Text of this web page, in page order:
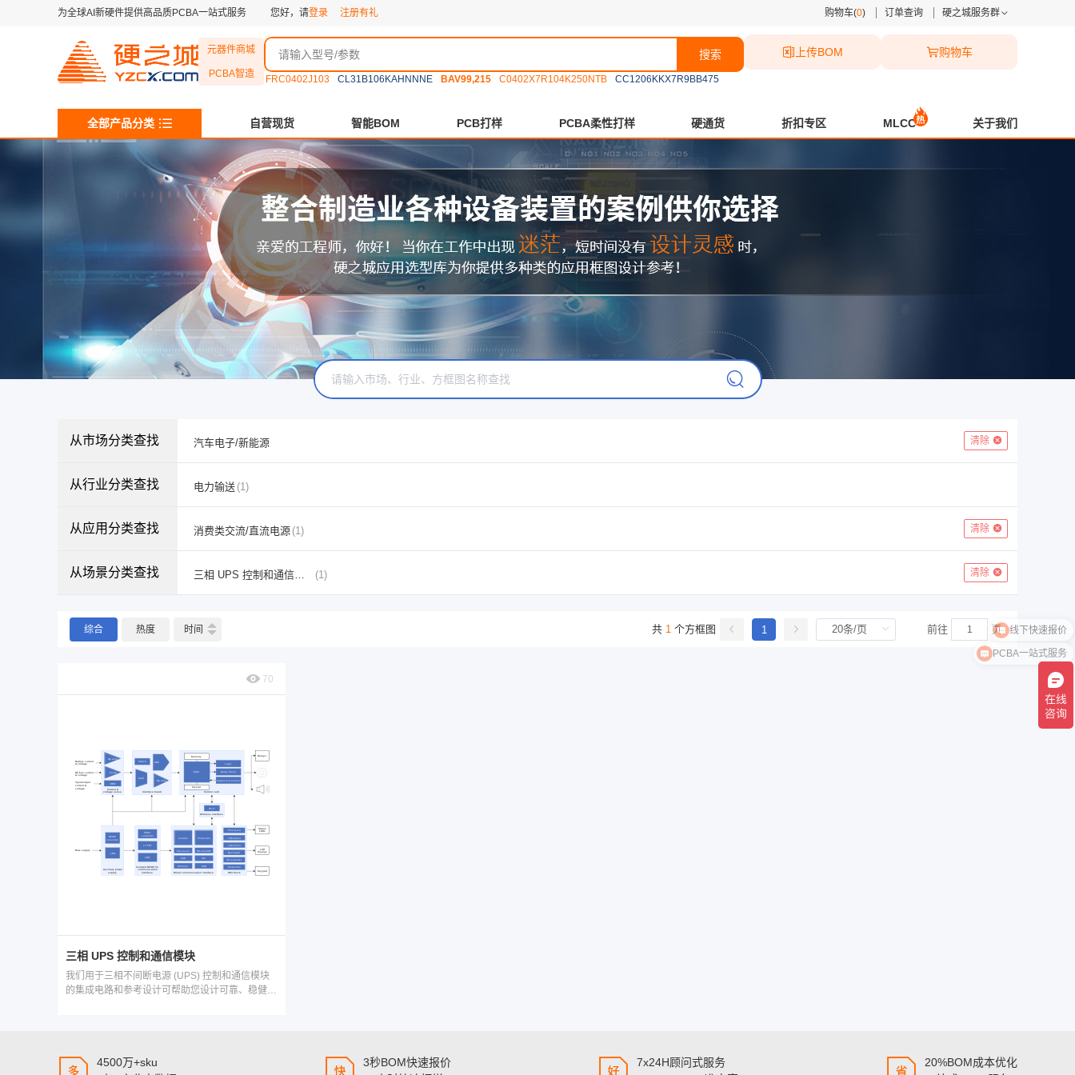
为全球AI新硬件提供高品质PCBA一站式服务 您好，请登录 注册有礼 购物车(0) 订单查询 硬之城服务群
元器件商城
PCBA智造
搜索
FRC0402J103 CL31B106KAHNNNE BAV99,215 C0402X7R104K250NTB CC1206KKX7R9BB475
上传BOM 购物车
全部产品分类 自营现货 智能BOM PCB打样 PCBA柔性打样 硬通货 折扣专区 MLCC 关于我们
从市场分类查找 汽车电子/新能源 清除
从行业分类查找 电力输送 (1)
从应用分类查找 消费类交流/直流电源 (1) 清除
从场景分类查找 三相 UPS 控制和通信模块 (1) 清除
综合 热度 时间 共 1 个方框图 1 前往 页
70
三相 UPS 控制和通信模块
我们用于三相不间断电源 (UPS) 控制和通信模块
的集成电路和参考设计可帮助您设计可靠、稳健的
4500万+sku
3秒BOM快速报价
7x24H顾问式服务
20%BOM成本优化
PCBA一站式服务